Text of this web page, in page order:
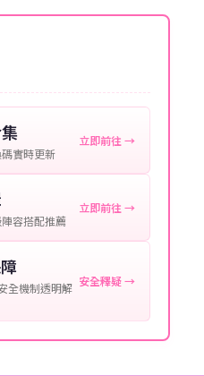
稱。
地處理您的代儲需求，確
。
實時更新
立即前往 →
容搭配推薦
立即前往 →
全機制透明解 安全釋疑 →